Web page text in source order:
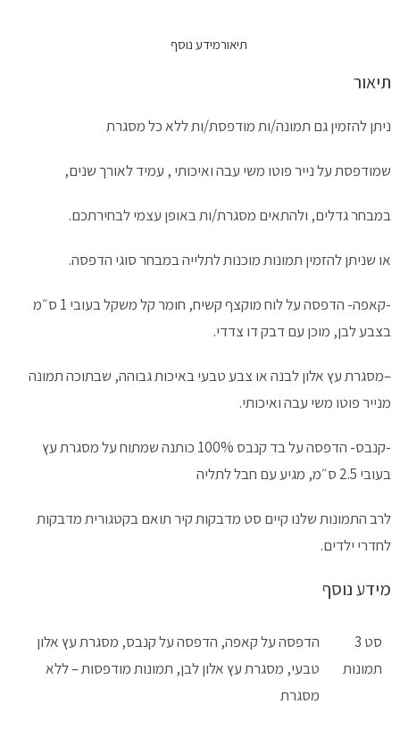
תיאורמידע נוסף
תיאור
ניתן להזמין גם תמונה/ות מודפסת/ות ללא כל מסגרת
שמודפסת על נייר פוטו משי עבה ואיכותי , עמיד לאורך שנים,
במבחר גדלים, ולהתאים מסגרת/ות באופן עצמי לבחירתכם.
או שניתן להזמין תמונות מוכנות לתלייה במבחר סוגי הדפסה.
-קאפה-
הדפסה על לוח מוקצף קשיח, חומר קל משקל בעובי 1 ס״מ
בצבע לבן, מוכן עם דבק דו צדדי.
–מסגרת עץ אלון לבנה או צבע טבעיבאיכות גבוהה, שבתוכה תמונה
מנייר פוטו משי עבה ואיכותי.
-קנבס-
הדפסה על בד קנבס 100% כותנה שמתוח על מסגרת עץ
בעובי 2.5 ס״מ, מגיע עם חבל לתליה
לרב התמונות שלנו קיים סט מדבקות קיר תואם בקטגורית מדבקות
לחדרי ילדים.
מידע נוסף
סט 3
תמונות
הדפסה על קאפה, הדפסה על קנבס, מסגרת עץ אלון
טבעי, מסגרת עץ אלון לבן, תמונות מודפסות – ללא
מסגרת